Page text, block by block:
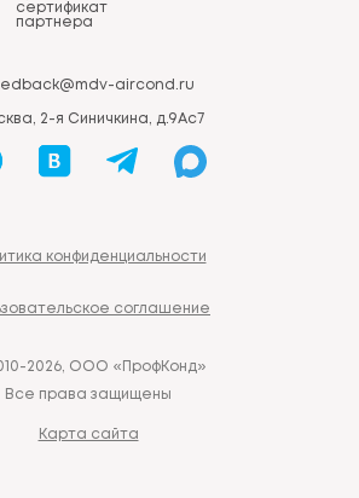
сертификат
партнера
aircond.ru
2-я Синичкина, д.9Ас7
конфиденциальности
соглашение
2026, ООО «ПрофКонд»
Все права защищены
Карта сайта